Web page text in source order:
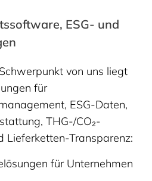
ESG- und
von uns liegt
für
ESG-Daten,
THG-/CO₂-
Lieferketten-Transparenz:
für Unternehmen